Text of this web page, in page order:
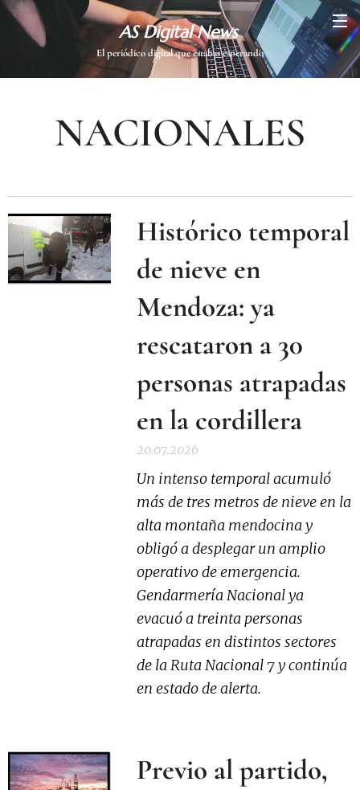
AS Digital News
El periódico digital que estabas esperando
NACIONALES
Histórico temporal
de nieve en
Mendoza: ya
rescataron a 30
personas atrapadas
en la cordillera
20.07.2026
Un intenso temporal acumuló
más de tres metros de nieve en la
alta montaña mendocina y
obligó a desplegar un amplio
operativo de emergencia.
Gendarmería Nacional ya
evacuó a treinta personas
atrapadas en distintos sectores
de la Ruta Nacional 7 y continúa
en estado de alerta.
Previo al partido,